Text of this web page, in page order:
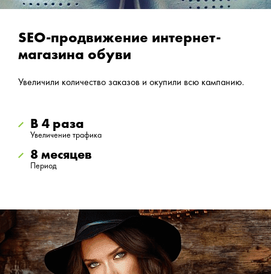
SEO-продвижение интернет-
магазина обуви
Увеличили количество заказов и окупили всю кампанию.
В 4 раза
Увеличение трафика
8 месяцев
Период